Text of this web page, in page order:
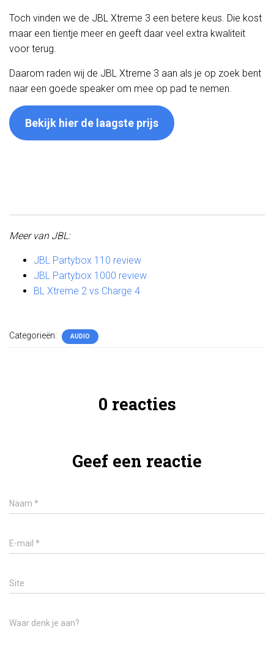
Toch vinden we de JBL Xtreme 3 een betere keus. Die kost
maar een tientje meer en geeft daar veel extra kwaliteit
voor terug.
Daarom raden wij de JBL Xtreme 3 aan als je op zoek bent
naar een goede speaker om mee op pad te nemen.
Bekijk hier de laagste prijs
Meer van JBL:
JBL Partybox 110 review
JBL Partybox 1000 review
BL Xtreme 2 vs Charge 4
Categorieën: AUDIO
0 reacties
Geef een reactie
Naam *
E-mail *
Site
Waar denk je aan?